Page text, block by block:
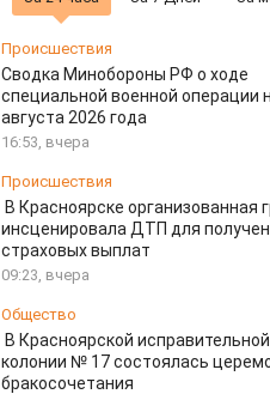
Происшествия
Сводка Минобороны РФ о ходе
специальной военной операции
августа 2026 года
16:53, вчера
Происшествия
В Красноярске организованная
инсценировала ДТП для
страховых выплат
09:23, вчера
Общество
В Красноярской исправительной
колонии № 17 состоялась
бракосочетания